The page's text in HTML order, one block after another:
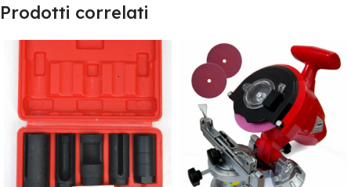
Prodotti correlati